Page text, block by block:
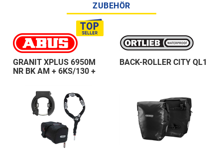
ZUBEHÖR
GRANIT XPLUS 6950M
NR BK AM + 6KS/130 +
BACK-ROLLER CITY QL1